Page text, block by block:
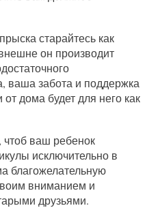
старайтесь как
он производит
ваша забота и поддержка
дома будет для него как
чтоб ваш ребенок
исключительно в
благожелательную
вниманием и
друзьями.